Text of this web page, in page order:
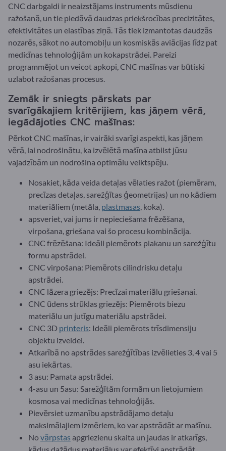
CNC darbgaldi ir neaizstājams instruments mūsdienu
ražošanā, un tie piedāvā daudzas priekšrocības precizitātes,
efektivitātes un elastības ziņā. Tās tiek izmantotas daudzās
nozarēs, sākot no automobiļu un kosmiskās aviācijas līdz pat
medicīnas tehnoloģijām un kokapstrādei. Pareizi
programmējot un veicot apkopi, CNC mašīnas var būtiski
uzlabot ražošanas procesus.
Zemāk ir sniegts pārskats par
svarīgākajiem kritērijiem, kas jāņem vērā,
iegādājoties CNC mašīnas:
Pērkot CNC mašīnas, ir vairāki svarīgi aspekti, kas jāņem
vērā, lai nodrošinātu, ka izvēlētā mašīna atbilst jūsu
vajadzībām un nodrošina optimālu veiktspēju.
Nosakiet, kāda veida detaļas vēlaties ražot (piemēram,
precīzas detaļas, sarežģītas ģeometrijas) un no kādiem
materiāliem (metāla, plastmasas, koka).
apsveriet, vai jums ir nepieciešama frēzēšana,
virpošana, griešana vai šo procesu kombinācija.
CNC frēzēšana: Ideāli piemērots plakanu un sarežģītu
formu apstrādei.
CNC virpošana: Piemērots cilindrisku detaļu
apstrādei.
CNC lāzera griezējs: Precīzai materiālu griešanai.
CNC ūdens strūklas griezējs: Piemērots biezu
materiālu un jutīgu materiālu apstrādei.
CNC 3D printeris: Ideāli piemērots trīsdimensiju
objektu izveidei.
Atkarībā no apstrādes sarežģītības izvēlieties 3, 4 vai 5
asu iekārtas.
3 asu: Pamata apstrādei.
4-asu un 5asu: Sarežģītām formām un lietojumiem
kosmosa vai medicīnas tehnoloģijās.
Pievērsiet uzmanību apstrādājamo detaļu
maksimālajiem izmēriem, ko var apstrādāt ar mašīnu.
Novārpstas apgriezienu skaita un jaudas ir atkarīgs,